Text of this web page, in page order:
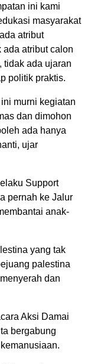
ini kami
masyarakat
atribut
ada atribut calon
tidak ada ujaran
politik praktis.
murni kegiatan
dan dimohon
ada hanya
ujar
Support
pernah ke Jalur
anak-
yang tak
palestina
dan
Aksi Damai
bergabung